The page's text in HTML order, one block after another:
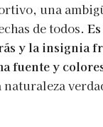
una
de todos.
y la insignia
fuente y